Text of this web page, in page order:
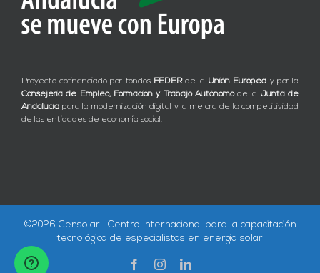
Proyecto cofinanciado por fondos FEDERde la Unión Europea y por la
Consejería de Empleo, Formación y Trabajo Autónomode la Junta de
Andalucía para la modernización digital y la mejora de la competitividad
de las entidades de economía social.
©2026 Censolar | Centro Internacional para la capacitación
tecnológica de especialistas en energía solar
FacebookInstagramLinkedIn